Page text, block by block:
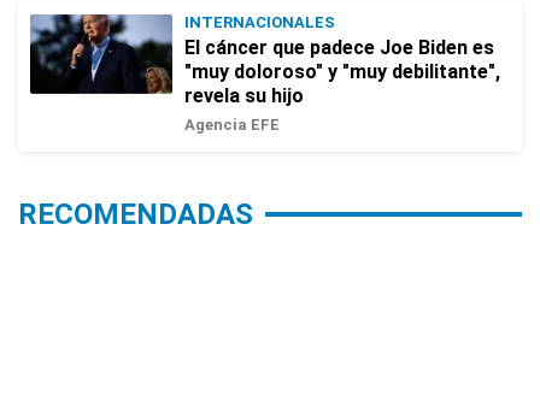
INTERNACIONALES
El cáncer que padece Joe Biden es
"muy doloroso" y "muy debilitante",
revela su hijo
Agencia EFE
RECOMENDADAS